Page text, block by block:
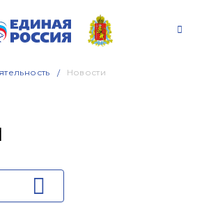
Новости